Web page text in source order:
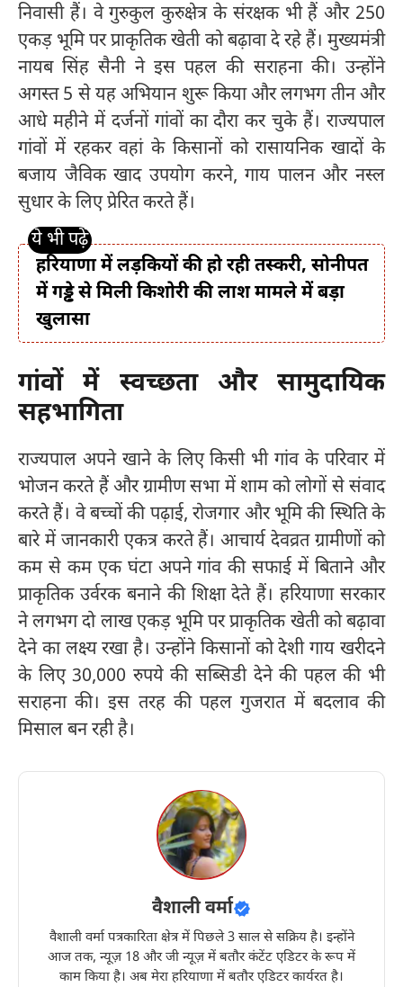
निवासी हैं। वे गुरुकुल कुरुक्षेत्र के संरक्षक भी हैं और 250
एकड़ भूमि पर प्राकृतिक खेती को बढ़ावा दे रहे हैं। मुख्यमंत्री
नायब सिंह सैनी ने इस पहल की सराहना की। उन्होंने
अगस्त 5 से यह अभियान शुरू किया और लगभग तीन और
आधे महीने में दर्जनों गांवों का दौरा कर चुके हैं। राज्यपाल
गांवों में रहकर वहां के किसानों को रासायनिक खादों के
बजाय जैविक खाद उपयोग करने, गाय पालन और नस्ल
सुधार के लिए प्रेरित करते हैं।
हरियाणा में लड़कियों की हो रही तस्करी, सोनीपत
में गड्ढे से मिली किशोरी की लाश मामले में बड़ा
खुलासा
गांवों में स्वच्छता और सामुदायिक
सहभागिता
राज्यपाल अपने खाने के लिए किसी भी गांव के परिवार में
भोजन करते हैं और ग्रामीण सभा में शाम को लोगों से संवाद
करते हैं। वे बच्चों की पढ़ाई, रोजगार और भूमि की स्थिति के
बारे में जानकारी एकत्र करते हैं। आचार्य देवव्रत ग्रामीणों को
कम से कम एक घंटा अपने गांव की सफाई में बिताने और
प्राकृतिक उर्वरक बनाने की शिक्षा देते हैं। हरियाणा सरकार
ने लगभग दो लाख एकड़ भूमि पर प्राकृतिक खेती को बढ़ावा
देने का लक्ष्य रखा है। उन्होंने किसानों को देशी गाय खरीदने
के लिए 30,000 रुपये की सब्सिडी देने की पहल की भी
सराहना की। इस तरह की पहल गुजरात में बदलाव की
मिसाल बन रही है।
वैशाली वर्मा
वैशाली वर्मा पत्रकारिता क्षेत्र में पिछले 3 साल से सक्रिय है। इन्होंने
आज तक, न्यूज़ 18 और जी न्यूज़ में बतौर कंटेंट एडिटर के रूप में
काम किया है। अब मेरा हरियाणा में बतौर एडिटर कार्यरत है।